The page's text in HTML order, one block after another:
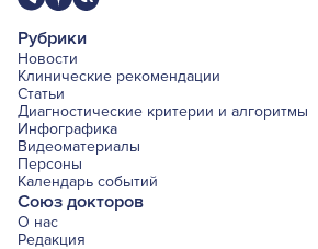
Рубрики
Новости
Клинические рекомендации
Статьи
Диагностические критерии и алгоритмы
Инфографика
Видеоматериалы
Персоны
Календарь событий
Союз докторов
О нас
Редакция